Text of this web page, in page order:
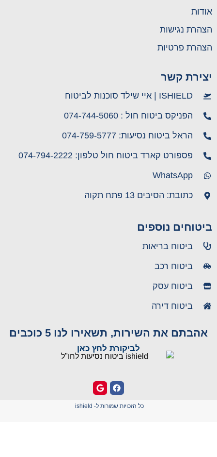
אודות
הצהרת נגישות
הצהרת פרטיות
יצירת קשר
ISHIELD | איי שילד סוכנות לביטוח
הפניקס ביטוח חול : 074-744-5060
הראל ביטוח נסיעות: 074-759-5777
פספורט קארד ביטוח חול טלפון: 074-794-2222
WhatsApp
כתובת: הסיבים 13 פתח תקוה
ביטוחים נוספים
ביטוח בריאות
ביטוח רכב
ביטוח עסק
ביטוח דירה
אהבתם את השירות, תשאירו לנו 5 כוכבים
לביקורת לחץ כאן
כל הזכויות שמורות ל- ishield